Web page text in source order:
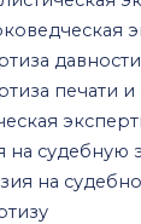
печати
на судебную
на
оценка земли